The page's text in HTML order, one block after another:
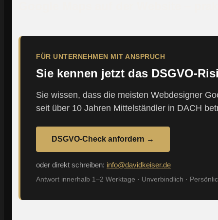
FÜR UNTERNEHMEN MIT ANSPRUCH
Sie kennen jetzt das DSGVO-
Sie wissen, dass die meisten Webdesigner
seit über 10 Jahren Mittelständler in DACH
DSGVO-Check anfordern →
oder direkt schreiben: info@davidkeiser.de
Antwort innerhalb 1–2 Werktage · Unverbindlich ·